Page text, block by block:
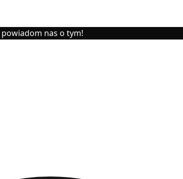
powiadom nas o tym!